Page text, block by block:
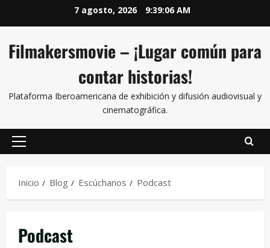
7 agosto, 2026 9:39:08 AM
Filmakersmovie – ¡Lugar común para
contar historias!
Plataforma Iberoamericana de exhibición y difusión audiovisual y
cinematográfica.
Inicio Blog Escúchanos Podcast
Podcast